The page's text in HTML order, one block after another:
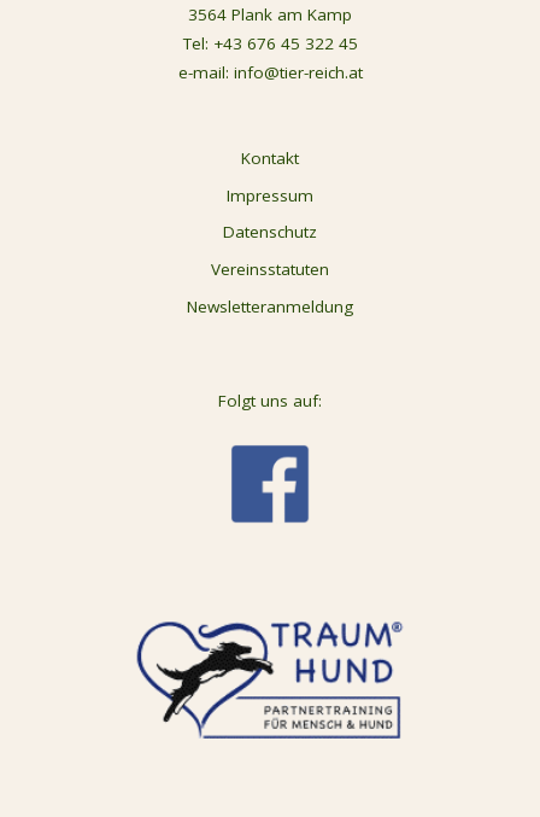
3564 Plank am Kamp
Tel: +43 676 45 322 45
e-mail: info@tier-reich.at
Kontakt
Impressum
Datenschutz
Vereinsstatuten
Newsletteranmeldung
Folgt uns auf: